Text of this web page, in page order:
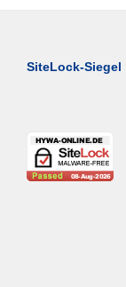
SiteLock-Siegel